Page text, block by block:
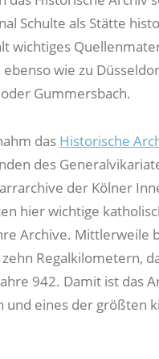
Schulte als Stätte
wichtiges
wie zu
Gummersbach.
das Historische
des
der Kölner
hier wichtige
Archive. Mittlerweile
Regalkilometern,
942. Damit ist das
und eines der größten